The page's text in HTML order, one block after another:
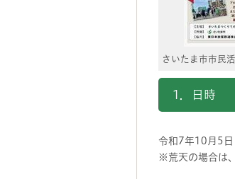
さいたま市市民
1．日時
令和7年10月5
※荒天の場合は